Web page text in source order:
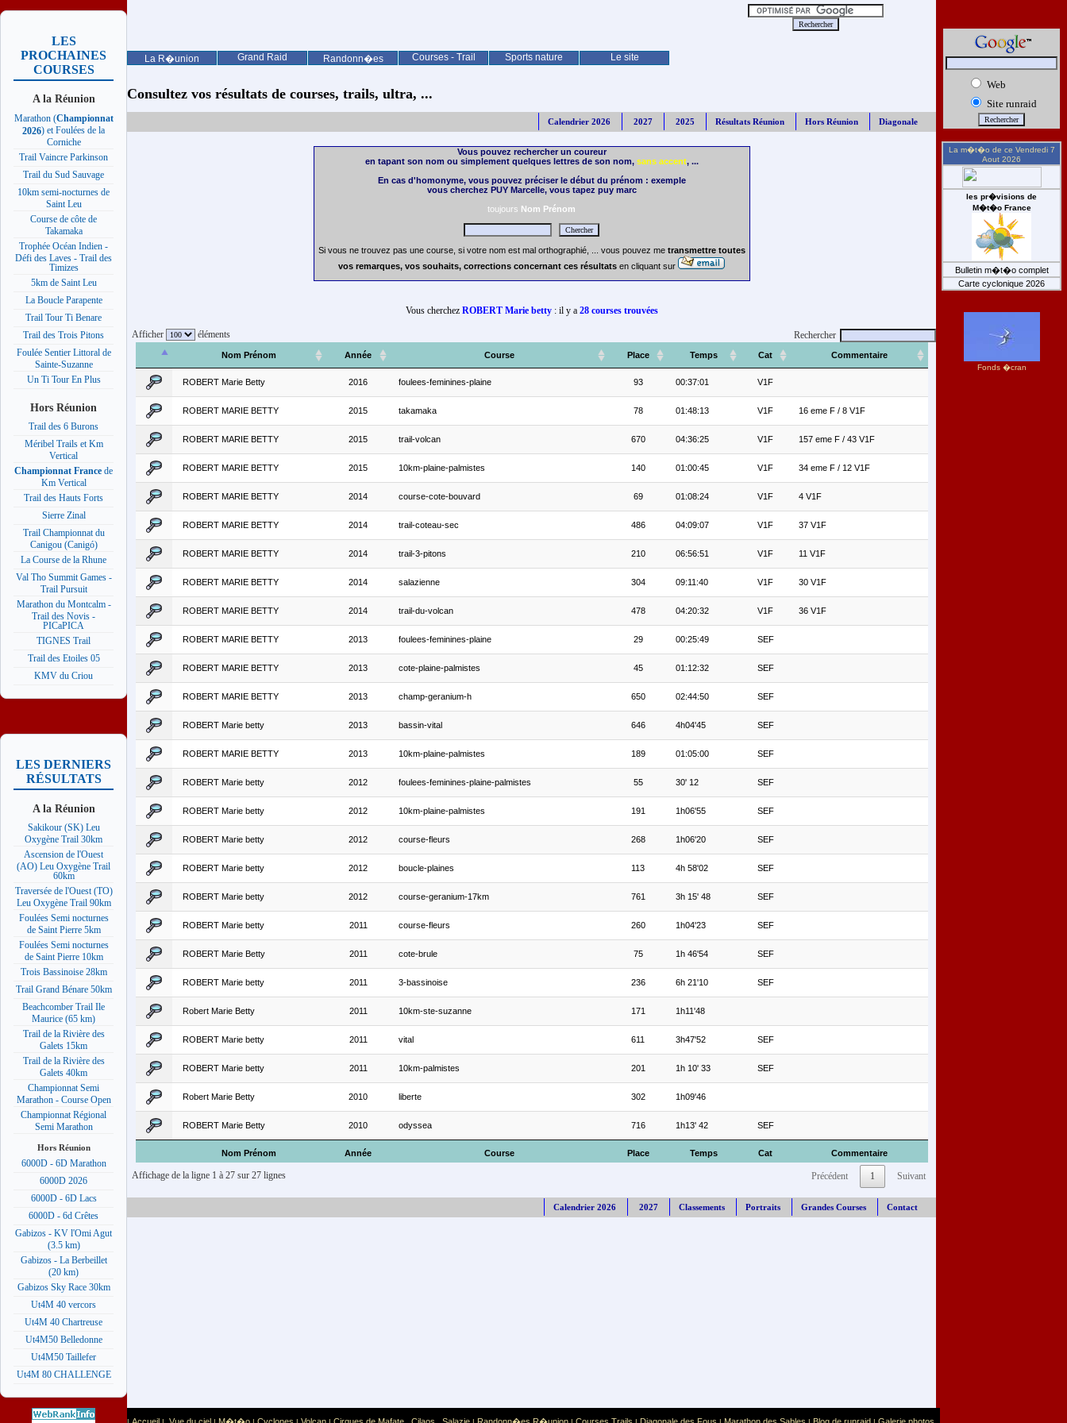
La R�union Grand Raid Randonn�es Courses - Trail Sports nature Le site
LES
PROCHAINES
COURSES
A la Réunion
Marathon (Championnat
2026) et Foulées de la
Corniche
Trail Vaincre Parkinson
Trail du Sud Sauvage
10km semi-nocturnes de
Saint Leu
Course de côte de
Takamaka
Trophée Océan Indien -
Défi des Laves - Trail des
Timizes
5km de Saint Leu
La Boucle Parapente
Trail Tour Ti Benare
Trail des Trois Pitons
Foulée Sentier Littoral de
Sainte-Suzanne
Un Ti Tour En Plus
Hors Réunion
Trail des 6 Burons
Méribel Trails et Km
Vertical
Championnat France de
Km Vertical
Trail des Hauts Forts
Sierre Zinal
Trail Championnat du
Canigou (Canigó)
La Course de la Rhune
Val Tho Summit Games -
Trail Pursuit
Marathon du Montcalm -
Trail des Novis -
PICaPICA
TIGNES Trail
Trail des Etoiles 05
KMV du Criou
LES DERNIERS
RÉSULTATS
A la Réunion
Sakikour (SK) Leu
Oxygène Trail 30km
Ascension de l'Ouest
(AO) Leu Oxygène Trail
60km
Traversée de l'Ouest (TO)
Leu Oxygène Trail 90km
Foulées Semi nocturnes
de Saint Pierre 5km
Foulées Semi nocturnes
de Saint Pierre 10km
Trois Bassinoise 28km
Trail Grand Bénare 50km
Beachcomber Trail Ile
Maurice (65 km)
Trail de la Rivière des
Galets 15km
Trail de la Rivière des
Galets 40km
Championnat Semi
Marathon - Course Open
Championnat Régional
Semi Marathon
Hors Réunion
6000D - 6D Marathon
6000D 2026
6000D - 6D Lacs
6000D - 6d Crêtes
Gabizos - KV l'Omi Agut
(3.5 km)
Gabizos - La Berbeillet
(20 km)
Gabizos Sky Race 30km
Ut4M 40 vercors
Ut4M 40 Chartreuse
Ut4M50 Belledonne
Ut4M50 Taillefer
Ut4M 80 CHALLENGE
Consultez vos résultats de courses, trails, ultra, ...
Calendrier 2026 2027 2025 Résultats Réunion Hors Réunion Diagonale
Vous pouvez rechercher un coureur
en tapant son nom ou simplement quelques lettres de son nom, sans accent, ...
En cas d'homonyme, vous pouvez préciser le début du prénom : exemple
vous cherchez PUY Marcelle, vous tapez puy marc
toujours Nom Prénom
Si vous ne trouvez pas une course, si votre nom est mal orthographié, ... vous pouvez me transmettre toutes
vos remarques, vos souhaits, corrections concernant ces résultats en cliquant sur
Vous cherchez ROBERT Marie betty: il y a 28 courses trouvées
Afficher éléments Rechercher
Nom Prénom Année Course Place Temps Cat Commentaire
Nom Prénom Année Course Place Temps Cat Commentaire
ROBERT Marie Betty 2016 foulees-feminines-plaine 93 00:37:01 V1F
ROBERT MARIE BETTY 2015 takamaka 78 01:48:13 V1F 16 eme F / 8 V1F
ROBERT MARIE BETTY 2015 trail-volcan 670 04:36:25 V1F 157 eme F / 43 V1F
ROBERT MARIE BETTY 2015 10km-plaine-palmistes 140 01:00:45 V1F 34 eme F / 12 V1F
ROBERT MARIE BETTY 2014 course-cote-bouvard 69 01:08:24 V1F 4 V1F
ROBERT MARIE BETTY 2014 trail-coteau-sec 486 04:09:07 V1F 37 V1F
ROBERT MARIE BETTY 2014 trail-3-pitons 210 06:56:51 V1F 11 V1F
ROBERT MARIE BETTY 2014 salazienne 304 09:11:40 V1F 30 V1F
ROBERT MARIE BETTY 2014 trail-du-volcan 478 04:20:32 V1F 36 V1F
ROBERT MARIE BETTY 2013 foulees-feminines-plaine 29 00:25:49 SEF
ROBERT MARIE BETTY 2013 cote-plaine-palmistes 45 01:12:32 SEF
ROBERT MARIE BETTY 2013 champ-geranium-h 650 02:44:50 SEF
ROBERT Marie betty 2013 bassin-vital 646 4h04'45 SEF
ROBERT MARIE BETTY 2013 10km-plaine-palmistes 189 01:05:00 SEF
ROBERT Marie betty 2012 foulees-feminines-plaine-palmistes 55 30' 12 SEF
ROBERT Marie betty 2012 10km-plaine-palmistes 191 1h06'55 SEF
ROBERT Marie betty 2012 course-fleurs 268 1h06'20 SEF
ROBERT Marie betty 2012 boucle-plaines 113 4h 58'02 SEF
ROBERT Marie betty 2012 course-geranium-17km 761 3h 15' 48 SEF
ROBERT Marie betty 2011 course-fleurs 260 1h04'23 SEF
ROBERT Marie Betty 2011 cote-brule 75 1h 46'54 SEF
ROBERT Marie betty 2011 3-bassinoise 236 6h 21'10 SEF
Robert Marie Betty 2011 10km-ste-suzanne 171 1h11'48
ROBERT Marie betty 2011 vital 611 3h47'52 SEF
ROBERT Marie betty 2011 10km-palmistes 201 1h 10' 33 SEF
Robert Marie Betty 2010 liberte 302 1h09'46
ROBERT Marie Betty 2010 odyssea 716 1h13' 42 SEF
Affichage de la ligne 1 à 27 sur 27 lignes Précédent 1 Suivant
Calendrier 2026 2027 Classements Portraits Grandes Courses Contact
Web
Site runraid
La m�t�o de ce Vendredi 7
Aout 2026
les pr�visions de
M�t�o France
Bulletin m�t�o complet
Carte cyclonique 2026
Fonds �cran